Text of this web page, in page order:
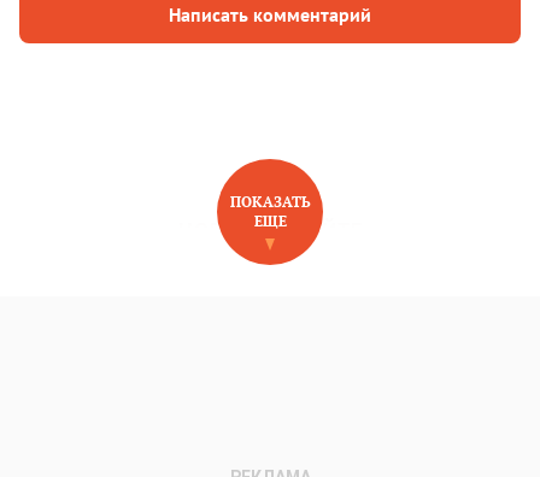
Написать комментарий
НОВОЕ НА САЙТЕ
ПОКАЗАТЬ
ЕЩЕ